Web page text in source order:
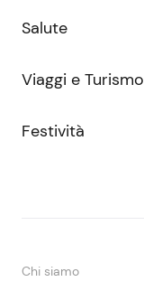
Salute
Viaggi e Turismo
Festività
Chi siamo